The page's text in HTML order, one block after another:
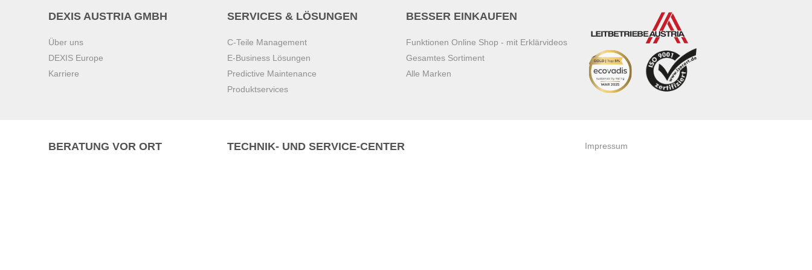
DEXIS AUSTRIA GMBH
Über uns
DEXIS Europe
Karriere
SERVICES & LÖSUNGEN
C-Teile Management
E-Business Lösungen
Predictive Maintenance
Produktservices
BESSER EINKAUFEN
Funktionen Online Shop - mit Erklärvideos
Gesamtes Sortiment
Alle Marken
BERATUNG VOR ORT TECHNIK- UND SERVICE-CENTER
Impressum